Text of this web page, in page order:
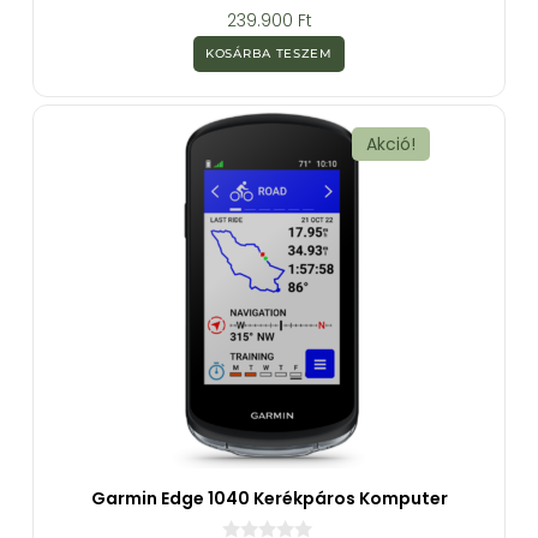
0
a
z
5
b
ő
l
239.900 Ft
KOSÁRBA TESZEM
Akció!
Garmin Edge 1040 Kerékpáros Komputer